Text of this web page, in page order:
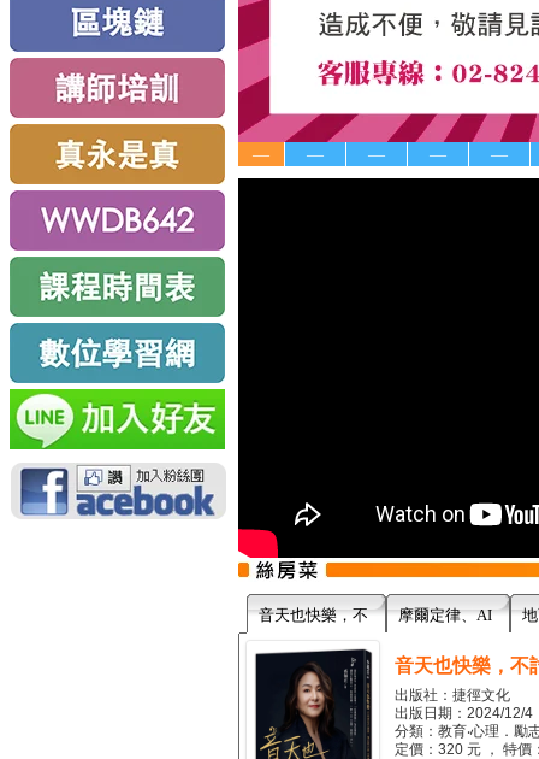
— — — — —
音天也快樂，不 摩爾定律、AI
音天也快樂，不
出版社：捷徑文化
出版日期：2024/12/4
分類：教育‧心理．勵
定價：320 元 ， 特價